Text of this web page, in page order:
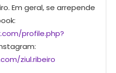
Em geral, se arrepende
profile.php?
ziul.ribeiro